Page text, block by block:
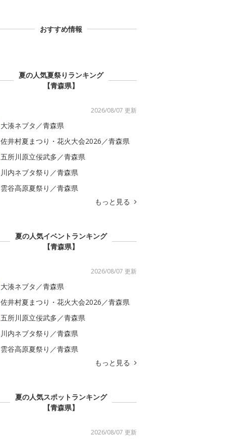
おすすめ情報
夏の人気夏祭りランキング
【青森県】
2026/08/07 更新
大湊ネブタ／青森県
佐井村夏まつり・花火大会2026／青森県
五所川原立佞武多／青森県
川内ネブタ祭り／青森県
雲谷高原夏祭り／青森県
もっと見る
夏の人気イベントランキング
【青森県】
2026/08/07 更新
大湊ネブタ／青森県
佐井村夏まつり・花火大会2026／青森県
五所川原立佞武多／青森県
川内ネブタ祭り／青森県
雲谷高原夏祭り／青森県
もっと見る
夏の人気スポットランキング
【青森県】
2026/08/07 更新